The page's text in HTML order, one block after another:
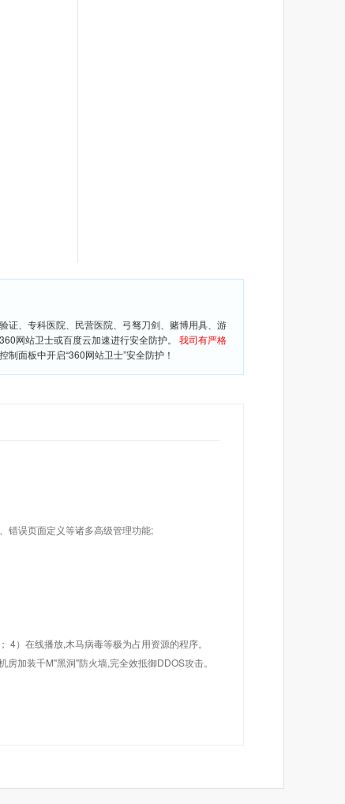
证、专科医院、民营医院、弓驽刀剑、赌博用具、游
网站卫士或百度云加速进行安全防护。 我司有严格
面板中开启“360网站卫士”安全防护！
错误页面定义等诸多高级管理功能;
）在线播放,木马病毒等极为占用资源的程序。
加装千M"黑洞"防火墙,完全效抵御DDOS攻击。